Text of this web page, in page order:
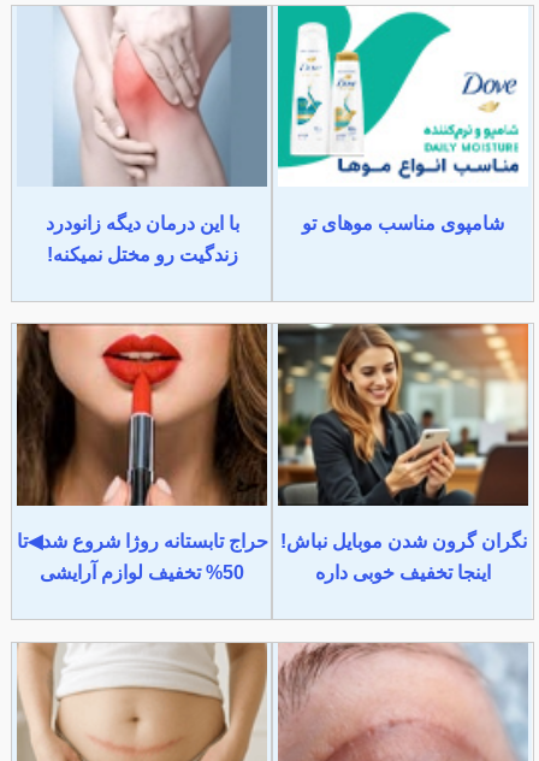
شامپوی مناسب موهای تو
با این درمان دیگه زانودرد
زندگیت رو مختل نمیکنه!
نگران گرون شدن موبایل نباش!
اینجا تخفیف خوبی داره
حراج تابستانه روژا شروع شد◀تا
50% تخفیف لوازم آرایشی